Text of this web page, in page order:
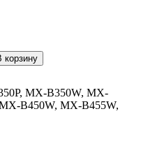
корзину
MX-B350W, MX-
B450W, MX-B455W,